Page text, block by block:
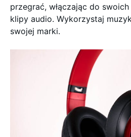
przegrać, włączając do
klipy audio. Wykorzystaj
swojej marki.